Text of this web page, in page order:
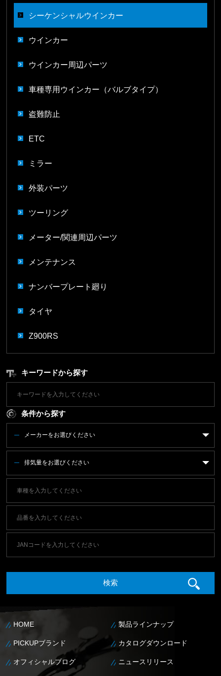
シーケンシャルウインカー
ウインカー
ウインカー周辺パーツ
車種専用ウインカー（バルブタイプ）
盗難防止
ETC
ミラー
外装パーツ
ツーリング
メーター/関連周辺パーツ
メンテナンス
ナンバープレート廻り
タイヤ
Z900RS
キーワードから探す
条件から探す
メーカーをお選びください
排気量をお選びください
HOME 製品ラインナップ
PICKUPブランド カタログダウンロード
オフィシャルブログ ニュースリリース